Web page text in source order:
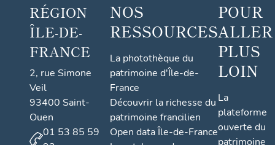
RÉGION
ÎLE-DE-
FRANCE
2, rue Simone
Veil
93400 Saint-
Ouen
01 53 85 59
NOS
RESSOURCES
La photothèque du
patrimoine d'Île-de-
France
Découvrir la richesse du
patrimoine francilien
Open data Île-de-France
POUR
ALLER
PLUS
LOIN
La
plateforme
ouverte du
patrimoine